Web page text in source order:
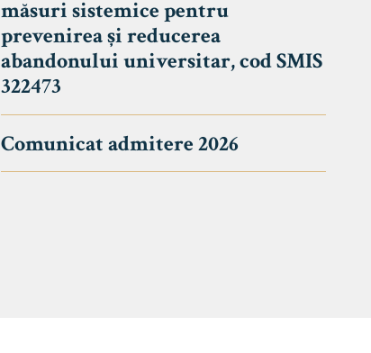
măsuri sistemice pentru
prevenirea și reducerea
abandonului universitar, cod SMIS
322473
Comunicat admitere 2026